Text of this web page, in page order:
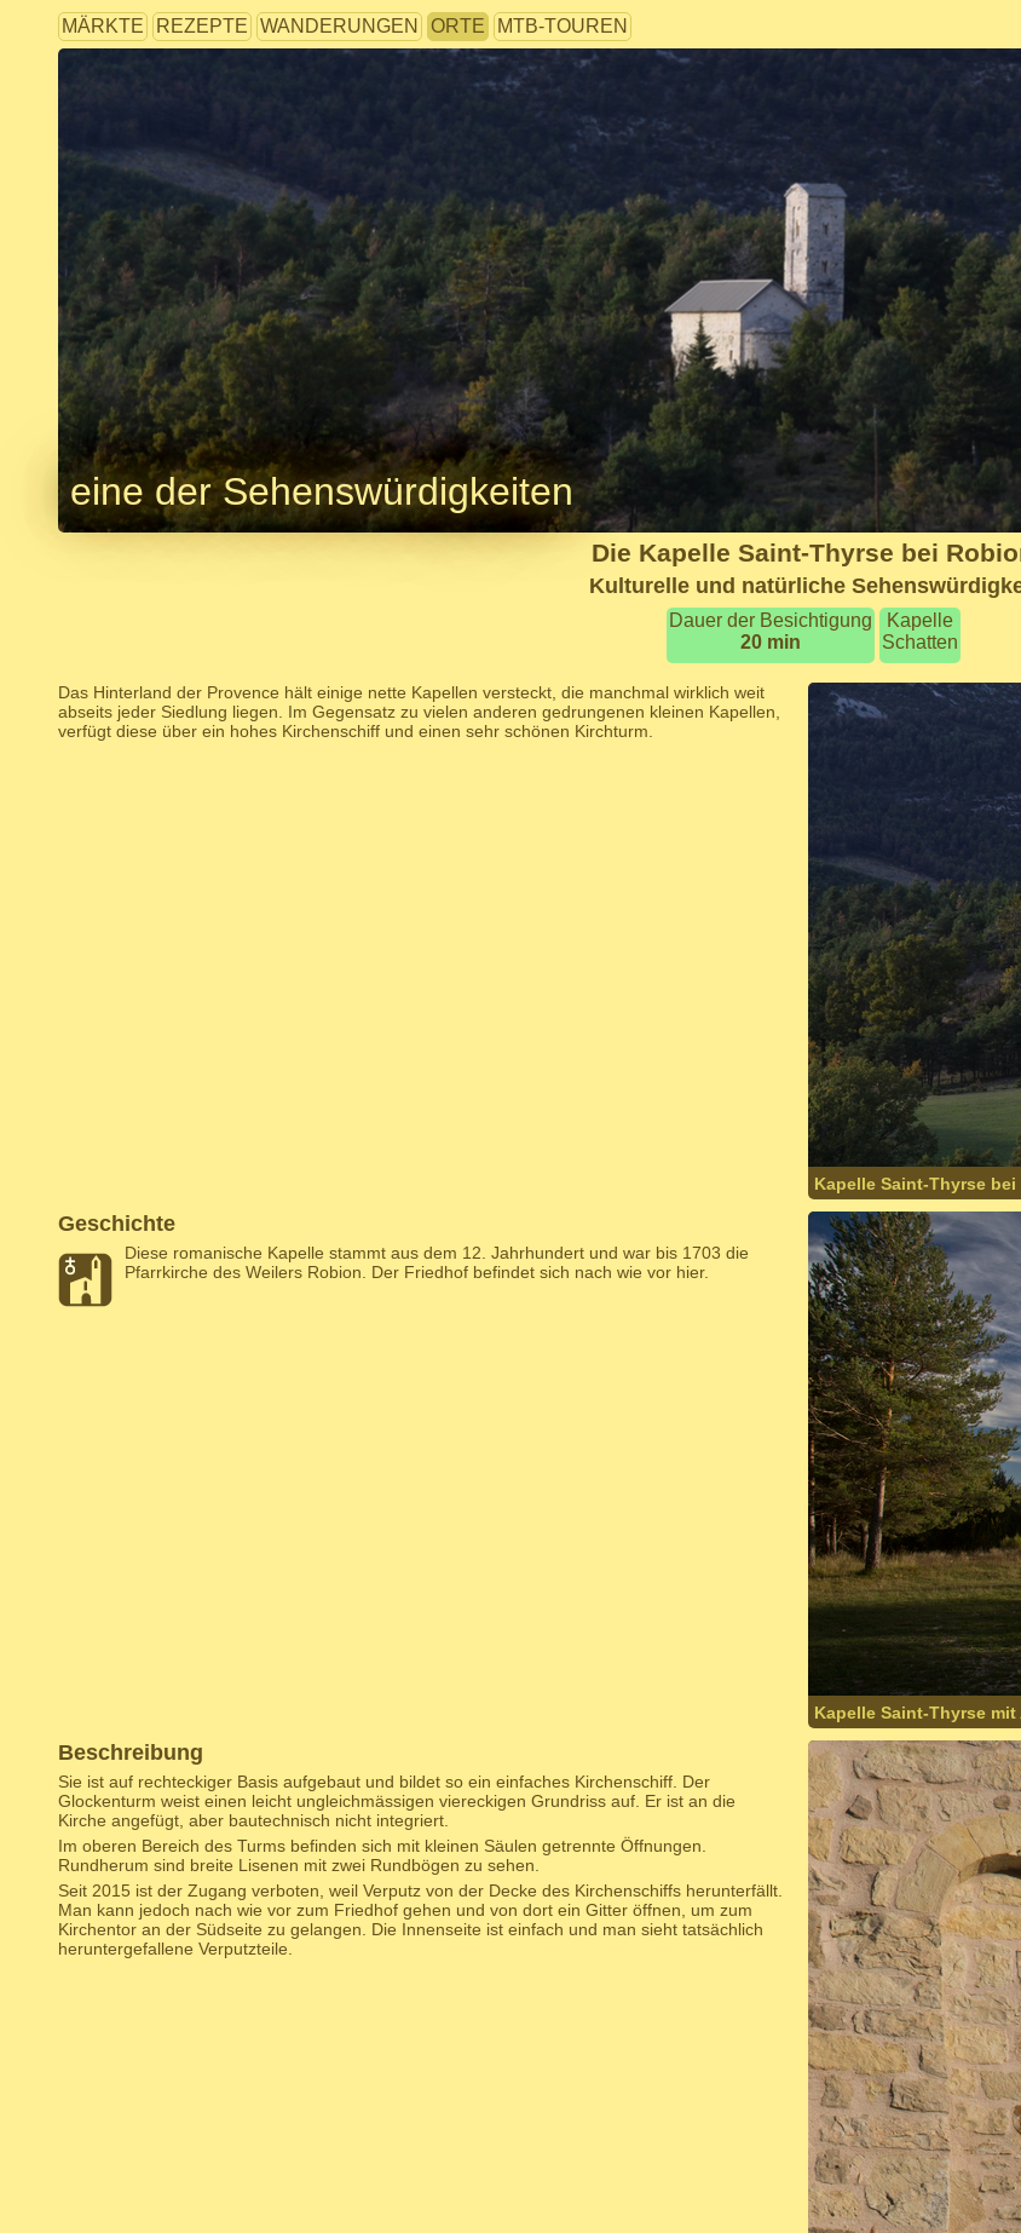
MÄRKTE REZEPTE WANDERUNGEN ORTE MTB-TOUREN
eine der Sehenswürdigkeiten
Die Kapelle Saint-Thyrse bei
Kulturelle und natürliche
Dauer der Besichtigung
20 min
Kapelle
Schatten
Das Hinterland der Provence hält einige nette Kapellen versteckt, die manchmal wirklich weit
abseits jeder Siedlung liegen. Im Gegensatz zu vielen anderen gedrungenen kleinen Kapellen,
verfügt diese über ein hohes Kirchenschiff und einen sehr schönen Kirchturm.
Kapelle Saint-Thyrse bei
Geschichte
Diese romanische Kapelle stammt aus dem 12. Jahrhundert und war bis 1703 die
Pfarrkirche des Weilers Robion. Der Friedhof befindet sich nach wie vor hier.
Kapelle Saint-Thyrse
Beschreibung
Sie ist auf rechteckiger Basis aufgebaut und bildet so ein einfaches Kirchenschiff. Der
Glockenturm weist einen leicht ungleichmässigen viereckigen Grundriss auf. Er ist an die
Kirche angefügt, aber bautechnisch nicht integriert.
Im oberen Bereich des Turms befinden sich mit kleinen Säulen getrennte Öffnungen.
Rundherum sind breite Lisenen mit zwei Rundbögen zu sehen.
Seit 2015 ist der Zugang verboten, weil Verputz von der Decke des Kirchenschiffs herunterfällt.
Man kann jedoch nach wie vor zum Friedhof gehen und von dort ein Gitter öffnen, um zum
Kirchentor an der Südseite zu gelangen. Die Innenseite ist einfach und man sieht tatsächlich
heruntergefallene Verputzteile.